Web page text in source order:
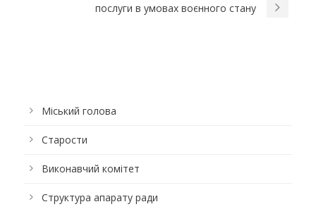
послуги в умовах воєнного стану
Міський голова
Старости
Виконавчий комітет
Структура апарату ради